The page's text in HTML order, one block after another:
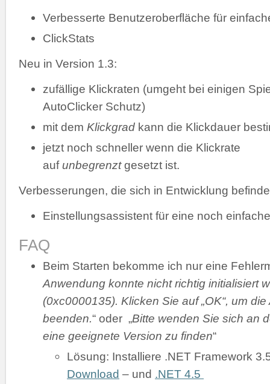
Verbesserte Benutzeroberfläche für
ClickStats
Neu in Version 1.3:
zufällige Klickraten (umgeht bei einigen
AutoClicker Schutz)
mit dem Klickgrad kann die Klickdauer
jetzt noch schneller wenn die Klickrate
aufunbegrenztgesetzt ist.
Verbesserungen, die sich in Entwicklung
Einstellungsassistent für eine noch
FAQ
Beim Starten bekomme ich nur eine
Anwendung konnte nicht richtig initialisiert
(0xc0000135). Klicken Sie auf „OK“, um
beenden.“ oder „Bitte wenden Sie sich an
eine geeignete Version zu finden“
Lösung: Installiere .NET Framework
Download – und .NET 4.5